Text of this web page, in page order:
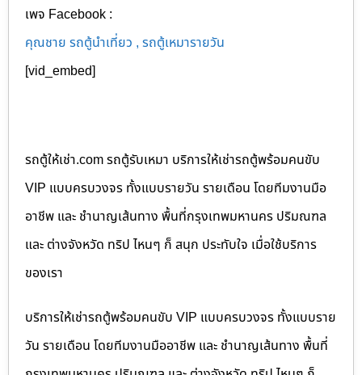
เพจ Facebook :
คุณชาย รถตู้นำเที่ยว , รถตู้เหมารายวัน
[vid_embed]
รถตู้ให้เช่า.com รถตู้รับเหมา บริการให้เช่ารถตู้พร้อมคนขับ
VIP แบบครบวงจร ทั้งแบบรายวัน รายเดือน โดยทีมงานมือ
อาชีพ และ ชำนาญเส้นทาง พื้นที่กรุงเทพมหานคร ปริมณฑล
และ ต่างจังหวัด ทริป ไหนๆ ก็ สนุก ประทับใจ เมื่อใช้บริการ
ของเรา
บริการให้เช่ารถตู้พร้อมคนขับ VIP แบบครบวงจร ทั้งแบบราย
วัน รายเดือน โดยทีมงานมืออาชีพ และ ชำนาญเส้นทาง พื้นที่